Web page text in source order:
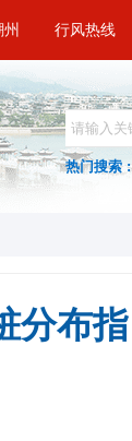
行风热线
热门搜索 :
分布指